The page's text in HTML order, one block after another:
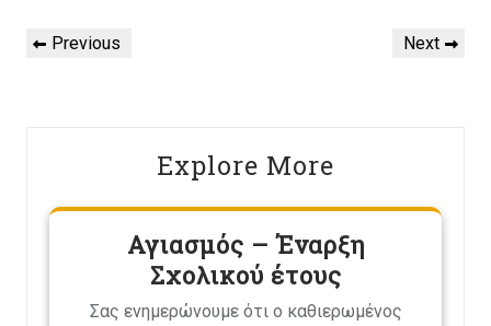
Πλοήγηση
άρθρων
Previous
Previous
Next
Next
Explore More
Αγιασμός – Έναρξη
Σχολικού έτους
Σας ενημερώνουμε ότι ο καθιερωμένος